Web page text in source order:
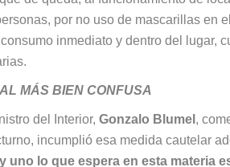
por no uso de mascarillas en
inmediato y dentro del lugar,
MÁS BIEN CONFUSA
del Interior, Gonzalo Blumel ,
incumplió esa medida cautelar
uno lo que espera en esta materia